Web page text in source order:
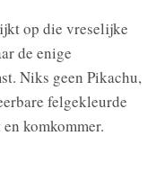
op die vreselijke
de enige
Niks geen Pikachu,
felgekleurde
komkommer.